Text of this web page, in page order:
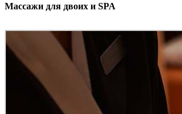
Массажи для двоих и SPA